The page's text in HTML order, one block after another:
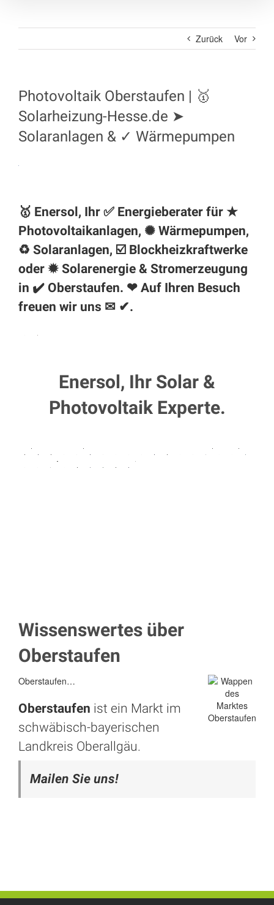
Zurück Vor
Photovoltaik Oberstaufen | 🥇
Solarheizung-Hesse.de ➤
Solaranlagen & ✓ Wärmepumpen
🥇 Enersol, Ihr ✅ Energieberater für ★
Photovoltaikanlagen, ✺ Wärmepumpen,
♻ Solaranlagen, ☑️ Blockheizkraftwerke
oder ✹ Solarenergie & Stromerzeugung
in ✔️ Oberstaufen. ❤ Auf Ihren Besuch
freuen wir uns ✉ ✔.
Enersol, Ihr Solar &
Photovoltaik Experte.
Wissenswertes über
Oberstaufen
Oberstaufen…
Oberstaufen ist ein Markt im
schwäbisch-bayerischen
Landkreis Oberallgäu.
Mailen Sie uns!